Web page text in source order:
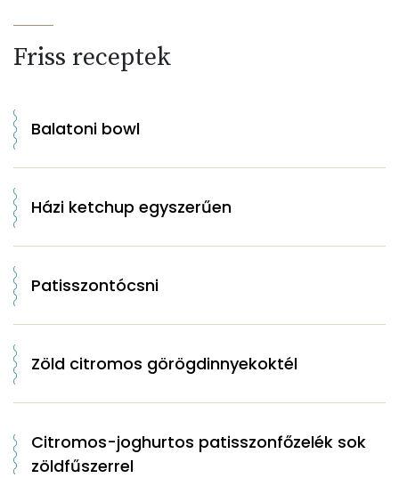
Friss receptek
Balatoni bowl
Házi ketchup egyszerűen
Patisszontócsni
Zöld citromos görögdinnyekoktél
Citromos-joghurtos patisszonfőzelék sok
zöldfűszerrel